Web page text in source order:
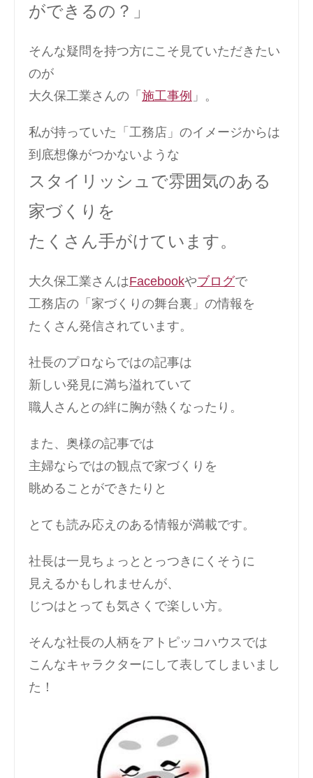
ができるの？」
そんな疑問を持つ方にこそ見ていただきたい
のが
大久保工業さんの「 施工事例 」。
私が持っていた「工務店」のイメージからは
到底想像がつかないような
スタイリッシュで雰囲気のある
家づくりを
たくさん手がけています。
大久保工業さんはFacebookやブログで
工務店の「家づくりの舞台裏」の情報を
たくさん発信されています。
社長のプロならではの記事は
新しい発見に満ち溢れていて
職人さんとの絆に胸が熱くなったり。
また、奥様の記事では
主婦ならではの観点で家づくりを
眺めることができたりと
とても読み応えのある情報が満載です。
社長は一見ちょっととっつきにくそうに
見えるかもしれませんが、
じつはとっても気さくで楽しい方。
そんな社長の人柄をアトピッコハウスでは
こんなキャラクターにして表してしまいまし
た！